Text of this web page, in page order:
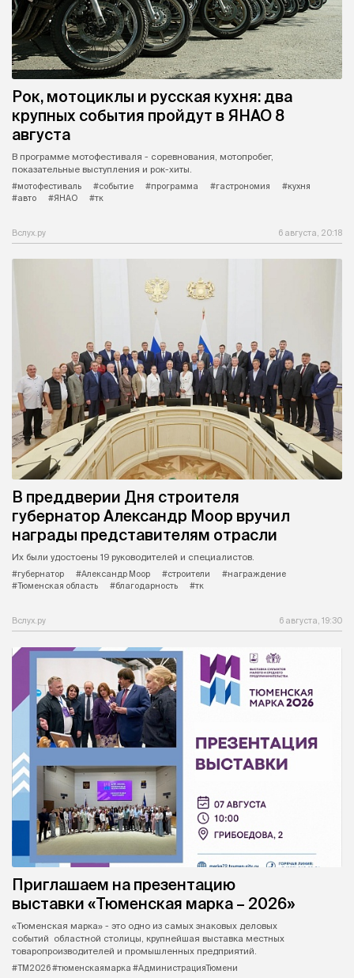
Рок, мотоциклы и русская кухня: два
крупных события пройдут в ЯНАО 8
августа
В программе мотофестиваля - соревнования, мотопробег,
показательные выступления и рок-хиты.
#мотофестиваль
#событие #программа #гастрономия
#кухня
#авто
#ЯНАО #тк
Вслух.ру 6 августа, 20:18
В преддверии Дня строителя
губернатор Александр Моор вручил
награды представителям отрасли
Их были удостоены 19 руководителей и специалистов.
#губернатор
#Александр Моор #строители
#награждение
#Тюменская область
#благодарность #тк
Вслух.ру 6 августа, 19:30
Приглашаем на презентацию
выставки «Тюменская марка – 2026»
«Тюменская марка» - это одно из самых знаковых деловых
событий областной столицы, крупнейшая выставка местных
товаропроизводителей и промышленных предприятий.
#ТМ2026 #тюменскаямарка #АдминистрацияТюмени